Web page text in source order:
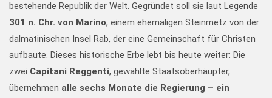
bestehende Republik der Welt. Gegründet soll sie laut Legende
301 n. Chr. von Marino, einem ehemaligen Steinmetz von der
dalmatinischen Insel Rab, der eine Gemeinschaft für Christen
aufbaute. Dieses historische Erbe lebt bis heute weiter: Die
zwei Capitani Reggenti, gewählte Staatsoberhäupter,
übernehmen alle sechs Monate die Regierung – ein